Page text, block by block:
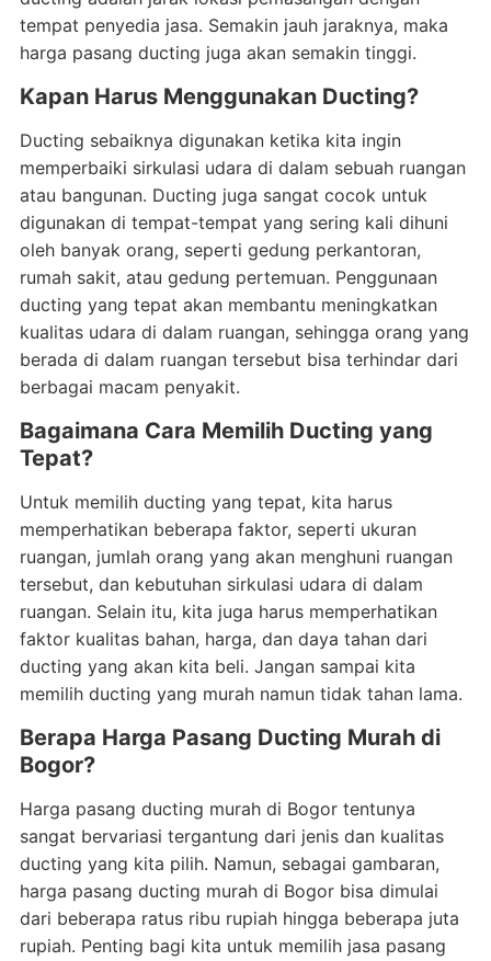
tempat penyedia jasa. Semakin jauh jaraknya, maka
harga pasang ducting juga akan semakin tinggi.
Kapan Harus Menggunakan Ducting?
Ducting sebaiknya digunakan ketika kita ingin
memperbaiki sirkulasi udara di dalam sebuah ruangan
atau bangunan. Ducting juga sangat cocok untuk
digunakan di tempat-tempat yang sering kali dihuni
oleh banyak orang, seperti gedung perkantoran,
rumah sakit, atau gedung pertemuan. Penggunaan
ducting yang tepat akan membantu meningkatkan
kualitas udara di dalam ruangan, sehingga orang yang
berada di dalam ruangan tersebut bisa terhindar dari
berbagai macam penyakit.
Bagaimana Cara Memilih Ducting yang
Tepat?
Untuk memilih ducting yang tepat, kita harus
memperhatikan beberapa faktor, seperti ukuran
ruangan, jumlah orang yang akan menghuni ruangan
tersebut, dan kebutuhan sirkulasi udara di dalam
ruangan. Selain itu, kita juga harus memperhatikan
faktor kualitas bahan, harga, dan daya tahan dari
ducting yang akan kita beli. Jangan sampai kita
memilih ducting yang murah namun tidak tahan lama.
Berapa Harga Pasang Ducting Murah di
Bogor?
Harga pasang ducting murah di Bogor tentunya
sangat bervariasi tergantung dari jenis dan kualitas
ducting yang kita pilih. Namun, sebagai gambaran,
harga pasang ducting murah di Bogor bisa dimulai
dari beberapa ratus ribu rupiah hingga beberapa juta
rupiah. Penting bagi kita untuk memilih jasa pasang